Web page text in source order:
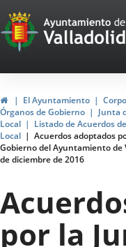
Portal
Web
del
de
Valladolid
HomeEl Ayuntamiento
Órganos de Gobierno
Junta
Local
Listado de Acuerdos
Local
Acuerdos adoptados
Gobierno del Ayuntamiento de
de diciembre de 2016
por la